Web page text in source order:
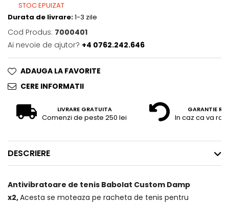
STOC EPUIZAT
Durata de livrare:1-3 zile
Cod Produs: 7000401
Ai nevoie de ajutor? +4 0762.242.646
ADAUGA LA FAVORITE
CERE INFORMATII
LIVRARE GRATUITA
Comenzi de peste 250 lei
GARANTIE
In caz ca va
DESCRIERE
Antivibratoare de tenis Babolat Custom Damp
x2,Acesta se moteaza pe racheta de tenis pentru